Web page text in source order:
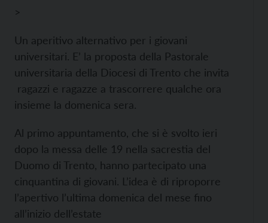
>
Un aperitivo alternativo per i giovani
universitari. E’ la proposta della Pastorale
universitaria della Diocesi di Trento che invita
ragazzi e ragazze a trascorrere qualche ora
insieme la domenica sera.
Al primo appuntamento, che si è svolto ieri
dopo la messa delle 19 nella sacrestia del
Duomo di Trento, hanno partecipato una
cinquantina di giovani. L’idea è di riproporre
l’apertivo l’ultima domenica del mese fino
all’inizio dell’estate